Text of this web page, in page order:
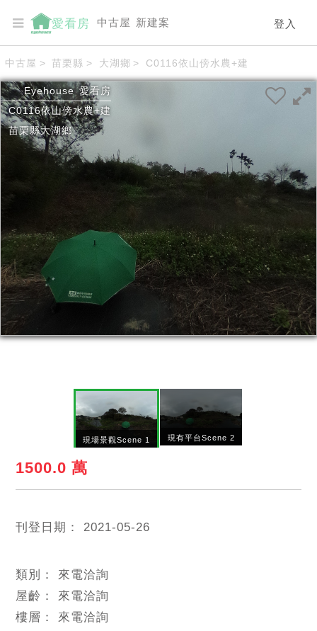
愛看房 登入
中古屋 新建案
中古屋 > 苗栗縣 > 大湖鄉 > C0116依山傍水農+建
Eyehouse 愛看房
C0116依山傍水農+建
苗栗縣大湖鄉
現場景觀Scene 1 現有平台Scene 2
1500.0 萬
刊登日期： 2021-05-26
類別： 來電洽詢
屋齡： 來電洽詢
樓層： 來電洽詢